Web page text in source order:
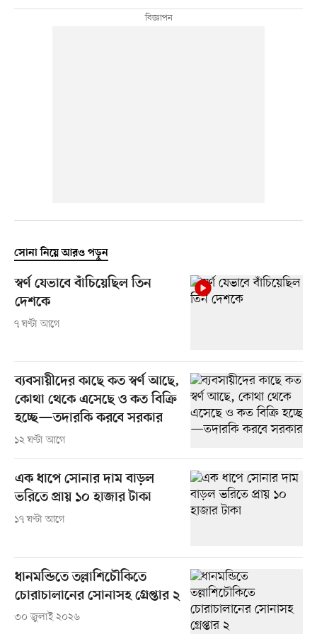
সোনা নিয়ে আরও পড়ুন
স্বর্ণ যেভাবে বাঁচিয়েছিল তিন
দেশকে
৭ ঘণ্টা আগে
ব্যবসায়ীদের কাছে কত স্বর্ণ আছে,
কোথা থেকে এসেছে ও কত বিক্রি
হচ্ছে—তদারকি করবে সরকার
১২ ঘণ্টা আগে
এক ধাপে সোনার দাম বাড়ল
ভরিতে প্রায় ১০ হাজার টাকা
১৭ ঘণ্টা আগে
ধানমন্ডিতে তল্লাশিচৌকিতে
চোরাচালানের সোনাসহ গ্রেপ্তার ২
৩০ জুলাই ২০২৬